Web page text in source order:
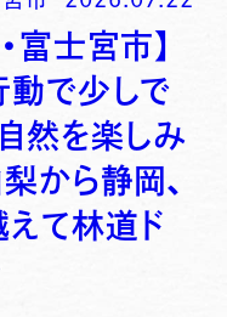
富士宮市】
動で少しで
然を楽しみ
から静岡、
て林道ド